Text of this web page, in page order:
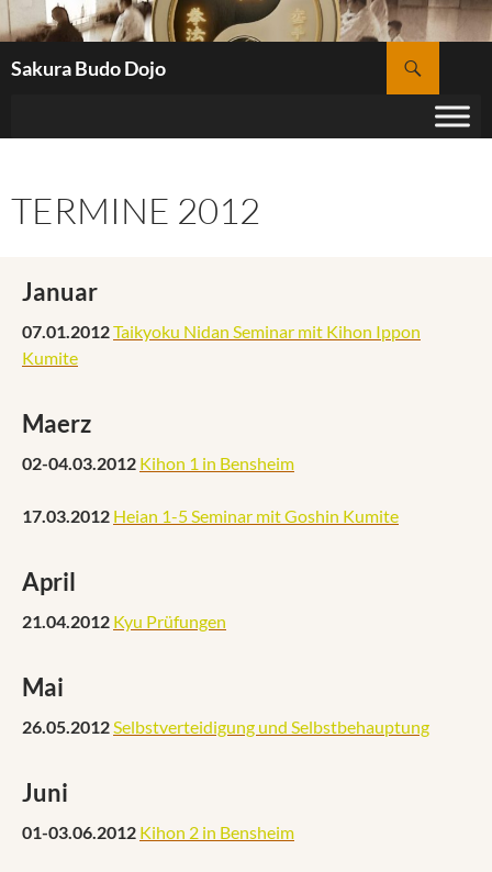
Zum
Inhalt
springen
Sakura Budo Dojo
TERMINE 2012
Januar
07.01.2012Taikyoku Nidan Seminar mit Kihon Ippon
Kumite
Maerz
02-04.03.2012 Kihon 1 in Bensheim
17.03.2012 Heian 1-5 Seminar mit Goshin Kumite
April
21.04.2012 Kyu Prüfungen
Mai
26.05.2012Selbstverteidigung und Selbstbehauptung
Juni
01-03.06.2012 Kihon 2 in Bensheim